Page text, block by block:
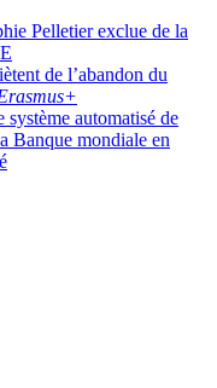
Pelletier exclue de la
de l’abandon du
système automatisé de
Banque mondiale en